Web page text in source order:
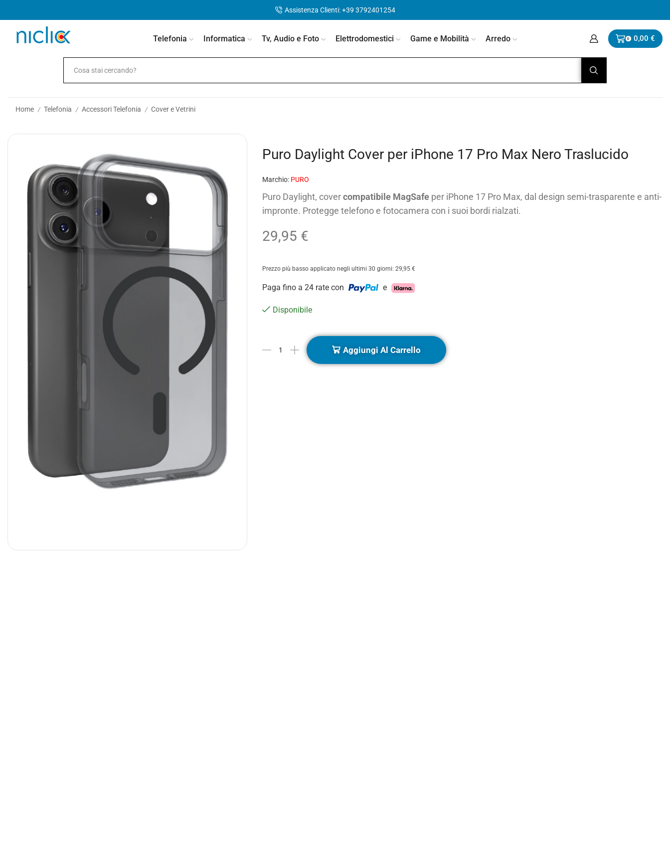
Assistenza Clienti: +39 3792401254
Telefonia Informatica Tv, Audio e Foto Elettrodomestici Game e Mobilità Arredo 0 0,00 €
Home / Telefonia / Accessori Telefonia / Cover e Vetrini
Puro Daylight Cover per iPhone 17 Pro Max Nero Traslucido
Marchio: PURO
Puro Daylight, covercompatibile MagSafeper iPhone 17 Pro Max, dal design semi-trasparente e anti-
impronte. Protegge telefono e fotocamera con i suoi bordi rialzati.
29,95 €
Prezzo più basso applicato negli ultimi 30 giorni: 29,95 €
Paga fino a 24 rate con e
Disponibile
Aggiungi Al Carrello